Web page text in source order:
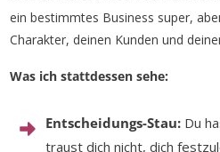
ein bestimmtes Business super,
Charakter, deinen Kunden und
Was ich stattdessen sehe:
Entscheidungs-Stau: Du
traust dich nicht, dich